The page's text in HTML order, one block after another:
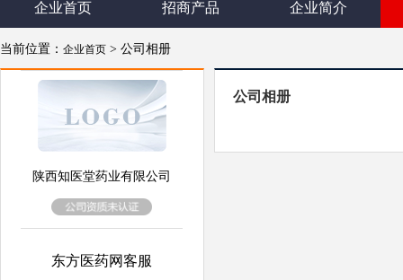
企业首页 招商产品 企业简介
当前位置： 企业首页 > 公司相册
陕西知医堂药业有限公司
东方医药网客服
公司相册